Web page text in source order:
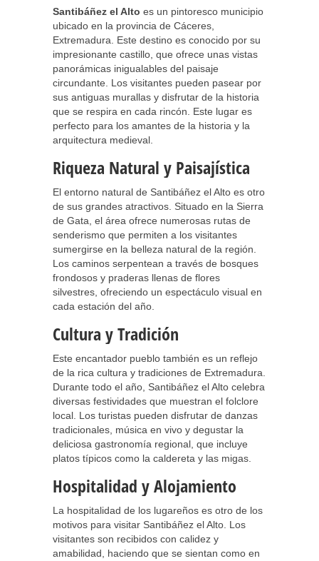
Santibáñez el Alto es un pintoresco municipio
ubicado en la provincia de Cáceres,
Extremadura. Este destino es conocido por su
impresionante castillo, que ofrece unas vistas
panorámicas inigualables del paisaje
circundante. Los visitantes pueden pasear por
sus antiguas murallas y disfrutar de la historia
que se respira en cada rincón. Este lugar es
perfecto para los amantes de la historia y la
arquitectura medieval.
Riqueza Natural y Paisajística
El entorno natural de Santibáñez el Alto es otro
de sus grandes atractivos. Situado en la Sierra
de Gata, el área ofrece numerosas rutas de
senderismo que permiten a los visitantes
sumergirse en la belleza natural de la región.
Los caminos serpentean a través de bosques
frondosos y praderas llenas de flores
silvestres, ofreciendo un espectáculo visual en
cada estación del año.
Cultura y Tradición
Este encantador pueblo también es un reflejo
de la rica cultura y tradiciones de Extremadura.
Durante todo el año, Santibáñez el Alto celebra
diversas festividades que muestran el folclore
local. Los turistas pueden disfrutar de danzas
tradicionales, música en vivo y degustar la
deliciosa gastronomía regional, que incluye
platos típicos como la caldereta y las migas.
Hospitalidad y Alojamiento
La hospitalidad de los lugareños es otro de los
motivos para visitar Santibáñez el Alto. Los
visitantes son recibidos con calidez y
amabilidad, haciendo que se sientan como en